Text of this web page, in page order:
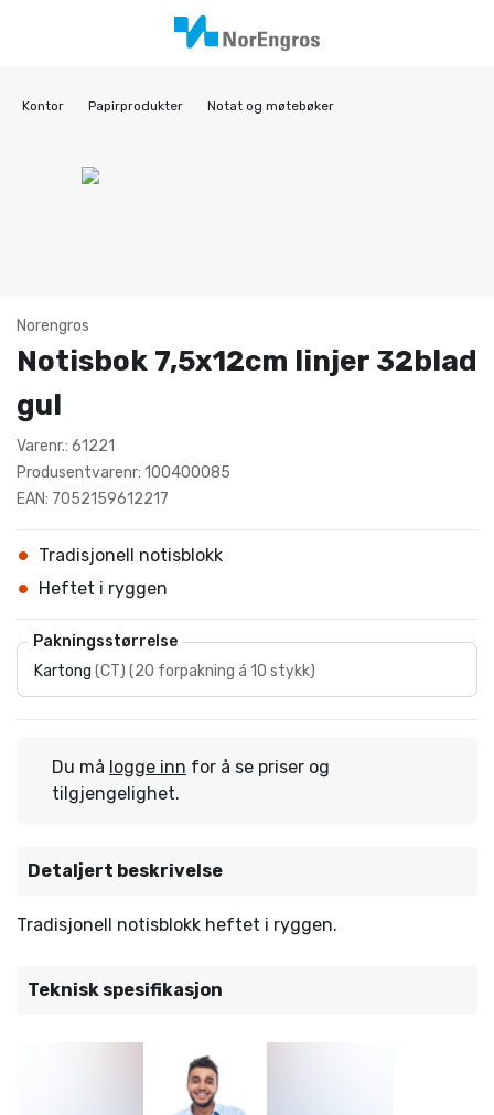
Kontor Papirprodukter Notat og møtebøker
Norengros
Notisbok 7,5x12cm linjer 32blad
gul
Varenr.: 61221
Produsentvarenr: 100400085
EAN: 7052159612217
Tradisjonell notisblokk
Heftet i ryggen
Pakningsstørrelse
Kartong (CT) (20 forpakning á 10 stykk)
Du må logge inn for å se priser og
tilgjengelighet.
Detaljert beskrivelse
Tradisjonell notisblokk heftet i ryggen.
Teknisk spesifikasjon